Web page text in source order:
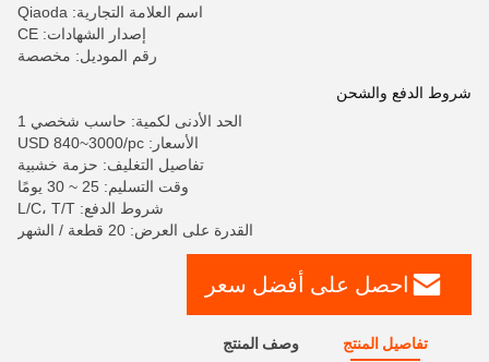
اسم العلامة التجارية: Qiaoda
إصدار الشهادات: CE
رقم الموديل: مخصصة
شروط الدفع والشحن
الحد الأدنى لكمية: حاسب شخصي 1
الأسعار: USD 840~3000/pc
تفاصيل التغليف: حزمة خشبية
وقت التسليم: 25 ~ 30 يومًا
شروط الدفع: L/C، T/T
القدرة على العرض: 20 قطعة / الشهر
احصل على أفضل سعر
تفاصيل المنتج وصف المنتج